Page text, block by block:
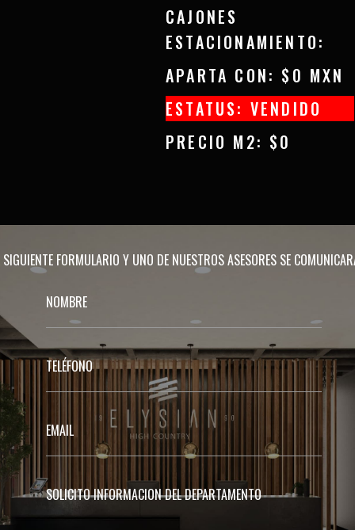
CAJONES
ESTACIONAMIENTO:
APARTA CON: $0 MXN
ESTATUS: VENDIDO
PRECIO M2: $0
SIGUIENTE FORMULARIO Y UNO DE NUESTROS ASESORES SE